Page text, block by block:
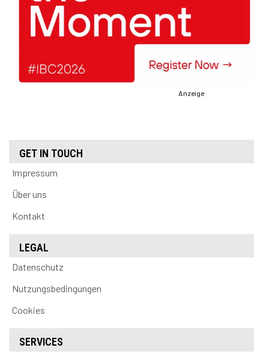
Anzeige
GET IN TOUCH
Impressum
Über uns
Kontakt
LEGAL
Datenschutz
Nutzungsbedingungen
Cookies
SERVICES